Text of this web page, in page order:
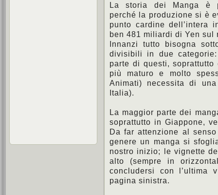
La storia dei Manga è
perché la produzione si è
punto cardine dell’intera
ben 481 miliardi di Yen sul
Innanzi tutto bisogna
divisibili in due
parte di questi,
più maturo e molto
Animati) necessita di
Italia).
La maggior parte dei
soprattutto in Giappone,
Da far attenzione al
genere un manga si
nostro inizio; le vignette
alto (sempre in
concludersi con l’ultima
pagina sinistra.